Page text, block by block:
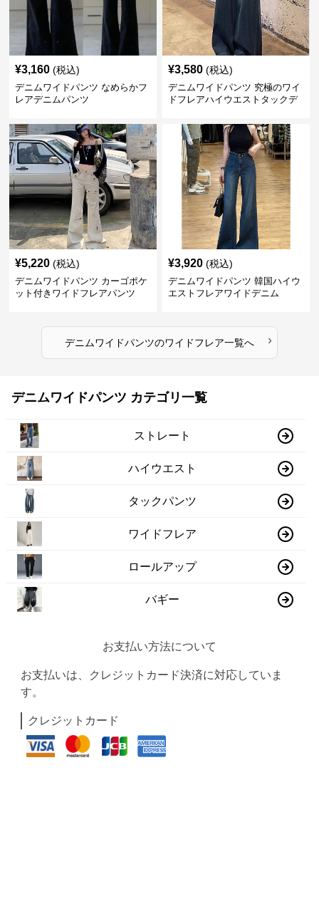
¥3,160 (税込)
デニムワイドパンツ なめらかフ
レアデニムパンツ
¥3,580 (税込)
デニムワイドパンツ 究極のワイ
ドフレアハイウエストタックデ
¥5,220 (税込)
デニムワイドパンツ カーゴポケ
ット付きワイドフレアパンツ
¥3,920 (税込)
デニムワイドパンツ 韓国ハイウ
エストフレアワイドデニム
デニムワイドパンツのワイドフレア一覧へ ›
デニムワイドパンツ カテゴリ一覧
ストレート
ハイウエスト
タックパンツ
ワイドフレア
ロールアップ
バギー
お支払い方法について
お支払いは、クレジットカード決済に対応していま
す。
クレジットカード